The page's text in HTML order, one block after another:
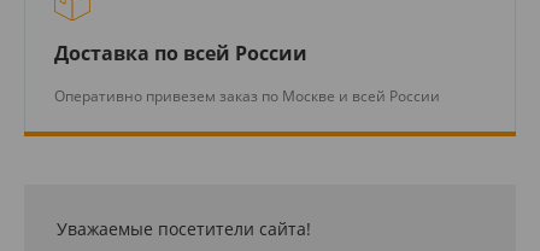
Доставка по всей России
Оперативно привезем заказ по Москве и всей России
Уважаемые посетители сайта!